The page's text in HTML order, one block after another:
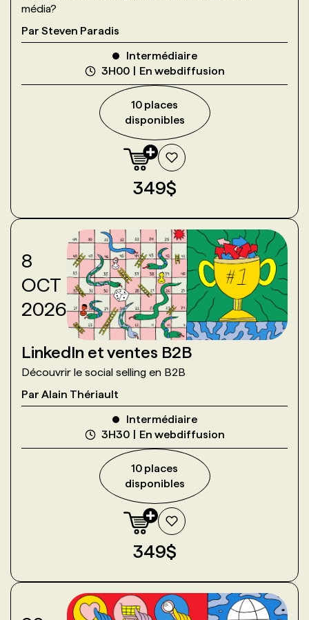
média?
Par Steven Paradis
Intermédiaire
3H00
En webdiffusion
10 places
disponibles
349$
8
OCT
2026
LinkedIn et ventes B2B
Découvrir le social selling en B2B
Par Alain Thériault
Intermédiaire
3H30
En webdiffusion
10 places
disponibles
349$